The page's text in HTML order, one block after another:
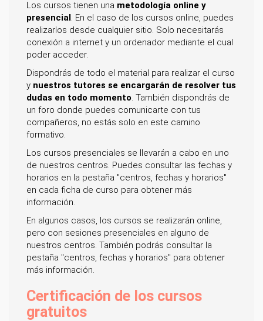
Los cursos tienen una metodología online y
presencial. En el caso de los cursos online, puedes
realizarlos desde cualquier sitio. Solo necesitarás
conexión a internet y un ordenador mediante el cual
poder acceder.
Dispondrás de todo el material para realizar el curso
y nuestros tutores se encargarán de resolver tus
dudas en todo momento. También dispondrás de
un foro donde puedes comunicarte con tus
compañeros, no estás solo en este camino
formativo.
Los cursos presenciales se llevarán a cabo en uno
de nuestros centros. Puedes consultar las fechas y
horarios en la pestaña "centros, fechas y horarios"
en cada ficha de curso para obtener más
información.
En algunos casos, los cursos se realizarán online,
pero con sesiones presenciales en alguno de
nuestros centros. También podrás consultar la
pestaña "centros, fechas y horarios" para obtener
más información.
Certificación de los cursos
gratuitos